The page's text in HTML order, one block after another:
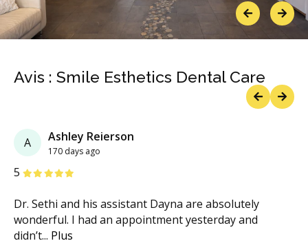
PreviousNext
Avis : Smile Esthetics Dental Care
A Ashley Reierson
170 days ago
5 étoiles
Dr. Sethi and his assistant Dayna are absolutely
wonderful. I had an appointment yesterday and
didn’t... Plus
étoiles
étoiles
étoiles
étoiles